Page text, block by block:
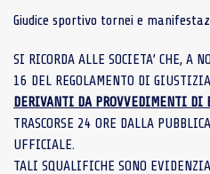
Giudice sportivo tornei e
SI RICORDA ALLE SOCIETA’ CHE, A
16 DEL REGOLAMENTO DI
DERIVANTI DA PROVVEDIMENTI DI
TRASCORSE 24 ORE DALLA
UFFICIALE.
TALI SQUALIFICHE SONO